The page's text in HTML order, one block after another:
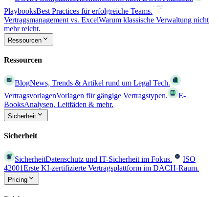
PlaybooksBest Practices für erfolgreiche Teams.
Vertragsmanagement vs. ExcelWarum klassische Verwaltung nicht
mehr reicht.
Ressourcen
Ressourcen
BlogNews, Trends & Artikel rund um Legal Tech.
VertragsvorlagenVorlagen für gängige Vertragstypen.
E-
BooksAnalysen, Leitfäden & mehr.
Sicherheit
Sicherheit
SicherheitDatenschutz und IT-Sicherheit im Fokus.
ISO
42001Erste KI-zertifizierte Vertragsplattform im DACH-Raum.
Pricing